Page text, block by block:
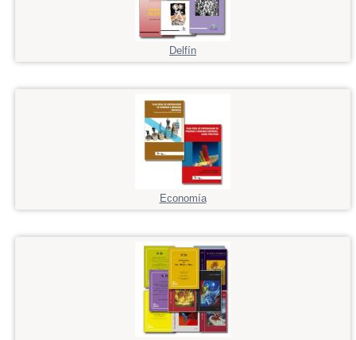
Delfín
Economía